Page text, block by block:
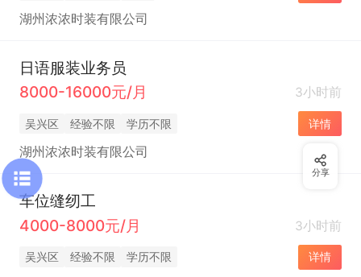
湖州浓浓时装有限公司
日语服装业务员
8000-16000元/月
3小时前
吴兴区 经验不限 学历不限 详情
湖州浓浓时装有限公司
车位缝纫工
4000-8000元/月
3小时前
吴兴区 经验不限 学历不限 详情
分享